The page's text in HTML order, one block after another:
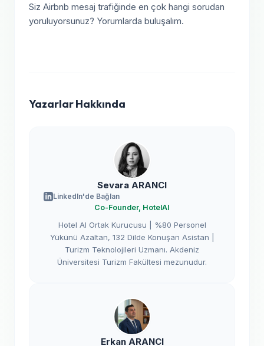
Siz Airbnb mesaj trafiğinde en çok hangi sorudan
yoruluyorsunuz? Yorumlarda buluşalım.
Yazarlar Hakkında
Sevara ARANCI
LinkedIn'de Bağlan
Co-Founder, HotelAI
Hotel AI Ortak Kurucusu | %80 Personel
Yükünü Azaltan, 132 Dilde Konuşan Asistan |
Turizm Teknolojileri Uzmanı. Akdeniz
Üniversitesi Turizm Fakültesi mezunudur.
Erkan ARANCI